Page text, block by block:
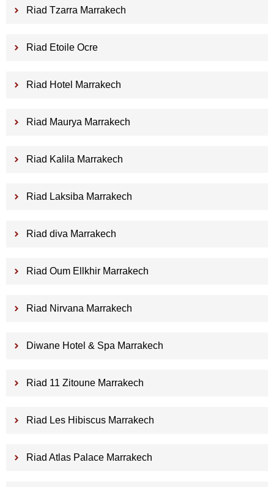
Riad Tzarra Marrakech
Riad Etoile Ocre
Riad Hotel Marrakech
Riad Maurya Marrakech
Riad Kalila Marrakech
Riad Laksiba Marrakech
Riad diva Marrakech
Riad Oum Ellkhir Marrakech
Riad Nirvana Marrakech
Diwane Hotel & Spa Marrakech
Riad 11 Zitoune Marrakech
Riad Les Hibiscus Marrakech
Riad Atlas Palace Marrakech